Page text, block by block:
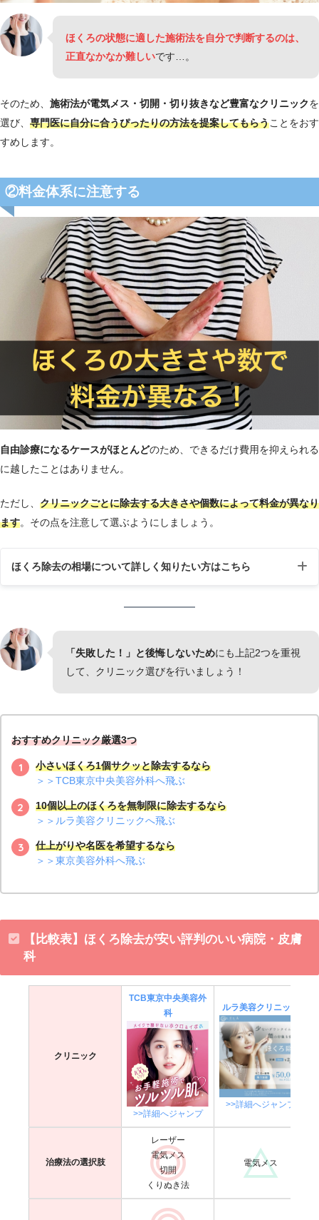
ほくろの状態に適した施術法を自分で判断するのは、
正直なかなか難しいです…。
そのため、 施術法が電気メス・切開・切り抜きなど豊富なクリニックを
選び、 専門医に自分に合うぴったりの方法を提案してもらうことをおす
すめします。
②料金体系に注意する
自由診療になるケースがほとんどのため、できるだけ費用を抑えられる
に越したことはありません。
ただし、 クリニックごとに除去する大きさや個数によって料金が異なり
ます。その点を注意して選ぶようにしましょう。
ほくろ除去の相場について詳しく知りたい方はこちら
ほく
ろ除
炭酸ガスレー
相場
0円
がったほくろ
大きい
盛り上がったほく
い
・1回でほくろ除
去完了
・値段が安い
・テープの上か
らメイクで隠せ
る
・取り残しがなく
再発の心配がない
・保険適用できる
くろ除去は、基本的に保険適用外となります
「失敗した！」と後悔しないためにも上記2つを重視
して、クリニック選びを行いましょう！
おすすめクリニック厳選3つ
小さいほくろ1個サクッと除去するなら
＞＞TCB東京中央美容外科へ飛ぶ
10個以上のほくろを無制限に除去するなら
＞＞ルラ美容クリニックへ飛ぶ
仕上がりや名医を希望するなら
＞＞東京美容外科へ飛ぶ
【比較表】ほくろ除去が安い評判のいい病院・皮膚
科
クリニック
TCB東京中央美容外
科
>>詳細へジャンプ
ルラ美容クリニック
>>詳細へジャンプ
治療法の選択肢
レーザー
電気メス
切開
くりぬき法
電気メス